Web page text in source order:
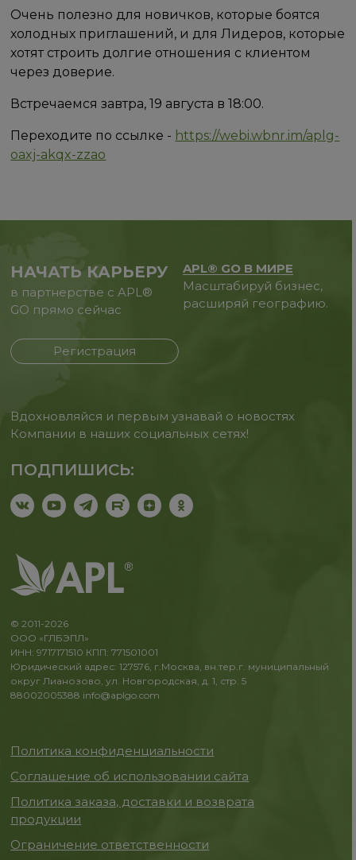
Очень полезно для новичков, которые боятся
холодных приглашений, и для Лидеров, которые
хотят строить долгие отношения с клиентом
через доверие.
Встречаемся завтра, 19 августа в 18:00.
Переходите по ссылке - https://webi.wbnr.im/aplg-
oaxj-akqx-zzao
НАЧАТЬ КАРЬЕРУ
в партнерстве с APL®
GO прямо сейчас
Регистрация
APL® GO В МИРЕ
Масштабируй бизнес,
расширяй географию.
Вдохновляйся и первым узнавай о новостях
Компании в наших социальных сетях!
ПОДПИШИСЬ:
© 2011-2026
ООО «ГЛБЭПЛ»
ИНН: 9717171510 КПП: 771501001
Юридический адрес: 127576, г.Москва, вн.тер.г. муниципальный
округ Лианозово, ул. Новгородская, д. 1, стр. 5
88002005388 info@aplgo.com
Политика конфиденциальности
Соглашение об использовании сайта
Политика заказа, доставки и возврата
продукции
Ограничение ответственности